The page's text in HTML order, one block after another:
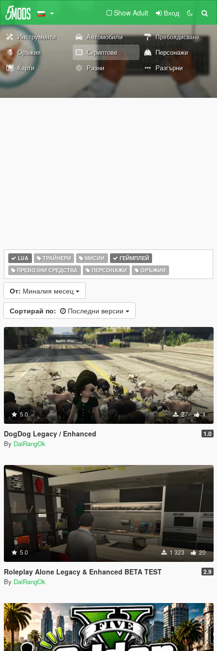
Show Adult Вход
Инструменти Автомобили Пребоядисване
Оръжия Скриптове
Персонажи
Карти
Разни Разгърни
LUA ТРАЙНЕРИ МИСИИ
ГЕЙМПЛЕЙ
ПРЕВОЗНИ СРЕДСТВА
ПЕРСОНАЖИ ОРЪЖИЯ
От: Миналия месец
Сортирай по: Последни версии
5.0 27 1
DogDog Legacy / Enhanced 1.0
By DaiRangOk
5.0 1 323 20
Roleplay Alone Legacy & Enhanced BETA TEST 2.9
By DaiRangOk